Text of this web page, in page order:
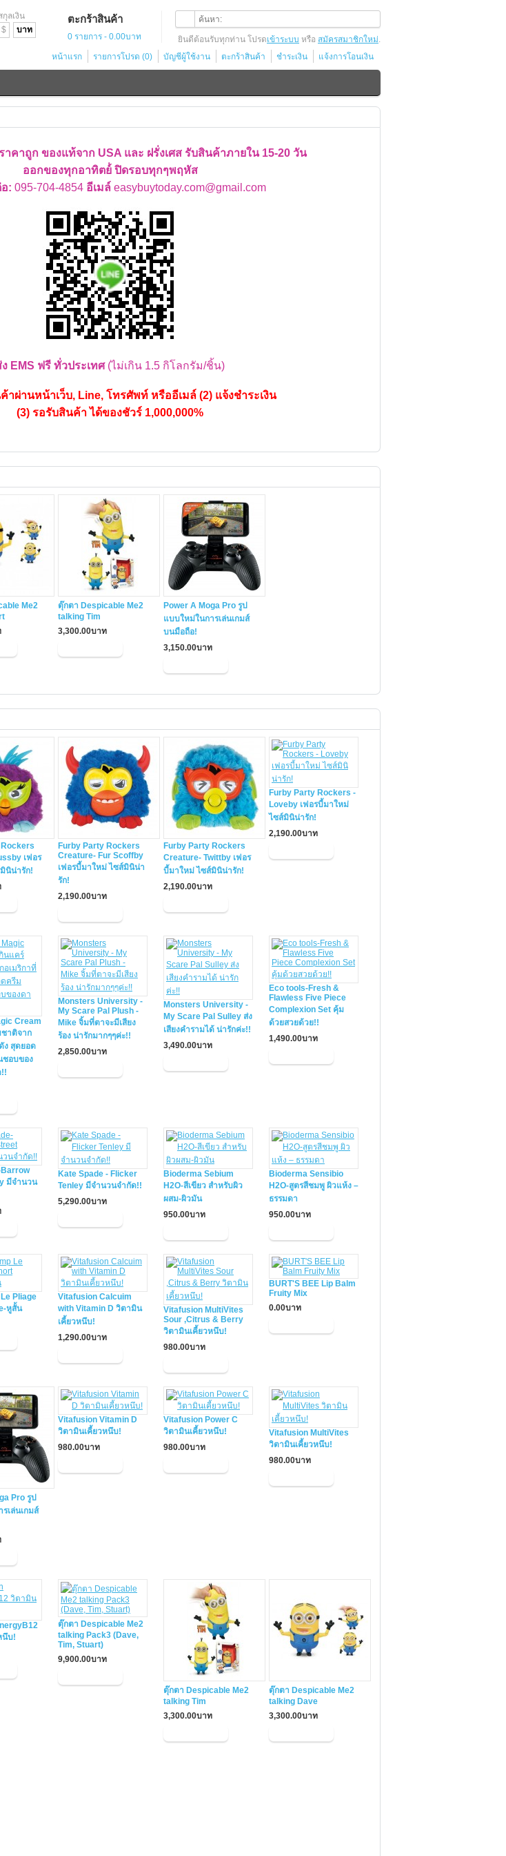
กุลเงิน
$
บาท
ตะกร้าสินค้า
0 รายการ - 0.00บาท ยินดีต้อนรับทุกท่าน โปรดเข้าระบบ หรือ สมัครสมาชิกใหม่.
หน้าแรก
รายการโปรด (0) บัญชีผู้ใช้งาน ตะกร้าสินค้า ชำระเงิน แจ้งการโอนเงิน
าคาถูก ของแท้จาก USA และ ฝรั่งเศส รับสินค้าภายใน 15-20 วัน
ออกของทุกอาทิตย์่ ปิดรอบทุกๆพฤหัส
: 095-704-4854 อีเมล์easybuytoday.com@gmail.com
ง EMS ฟรี ทั่วประเทศ (ไม่เกิน 1.5 กิโลกรัม/ชิ้น)
าผ่านหน้าเว็บ, Line, โทรศัพท์ หรืออีเมล์ (2) แจ้งชำระเงิน
(3) รอรับสินค้า ได้ของชัวร์ 1,000,000%
Me2
ตุ๊กตา Despicable Me2
talking Tim
3,300.00บาท
Power A Moga Pro รูป
แบบใหม่ในการเล่นเกมส์
บนมือถือ!
3,150.00บาท
เฟอร
นิน่ารัก!
Furby Party Rockers
Creature- Fur Scoffby
เฟอรบี้มาใหม่ ไซส์มินิน่า
รัก!
2,190.00บาท
Furby Party Rockers
Creature- Twittby เฟอร
บี้มาใหม่ ไซส์มินิน่ารัก!
2,190.00บาท
Furby Party Rockers -
Loveby เฟอรบี้มาใหม่
ไซส์มินิน่ารัก!
2,190.00บาท
Cream
ชาติจาก
ง สุดยอด
ชอบของ
Monsters University -
My Scare Pal Plush -
Mike จิ้มที่ตาจะมีเสียง
ร้อง น่ารักมากๆๆค่ะ!!
2,850.00บาท
Monsters University -
My Scare Pal Sulley ส่ง
เสียงคำรามได้ น่ารักค่ะ!!
3,490.00บาท
Eco tools-Fresh &
Flawless Five Piece
Complexion Set คุ้ม
ด้วยสวยด้วย!!
1,490.00บาท
Barrow
มีจำนวน
Kate Spade - Flicker
Tenley มีจำนวนจำกัด!!
5,290.00บาท
Bioderma Sebium
H2O-สีเขียว สำหรับผิว
ผสม-ผิวมัน
950.00บาท
Bioderma Sensibio
H2O-สูตรสีชมพู ผิวแห้ง –
ธรรมดา
950.00บาท
Pliage
หูสั้น
Vitafusion Calcuim
with Vitamin D วิตามิน
เคี้ยวหนึบ!
1,290.00บาท
Vitafusion MultiVites
Sour ,Citrus & Berry
วิตามินเคี้ยวหนึบ!
980.00บาท
BURT'S BEE Lip Balm
Fruity Mix
0.00บาท
Pro รูป
เล่นเกมส์
Vitafusion Vitamin D
วิตามินเคี้ยวหนึบ!
980.00บาท
Vitafusion Power C
วิตามินเคี้ยวหนึบ!
980.00บาท
Vitafusion MultiVites
วิตามินเคี้ยวหนึบ!
980.00บาท
นึบ!
ตุ๊กตา Despicable Me2
talking Pack3 (Dave,
Tim, Stuart)
9,900.00บาท
ตุ๊กตา Despicable Me2
talking Tim
3,300.00บาท
ตุ๊กตา Despicable Me2
talking Dave
3,300.00บาท